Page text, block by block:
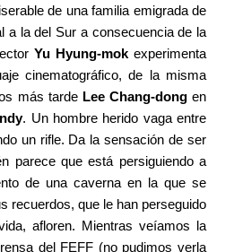
de una familia emigrada de
a la del Sur a consecuencia de la
Yu Hyung-mokexperimenta
cinematográfico, de la misma
más tarde Lee Chang-dongen
. Un hombre herido vaga entre
un rifle. Da la sensación de ser
parece que está persiguiendo a
de una caverna en la que se
recuerdos, que le han perseguido
afloren. Mientras veíamos la
del FEFF (no pudimos verla